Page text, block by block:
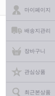
마이페이지
배송지관리
장바구니
관심상품
최근본상품